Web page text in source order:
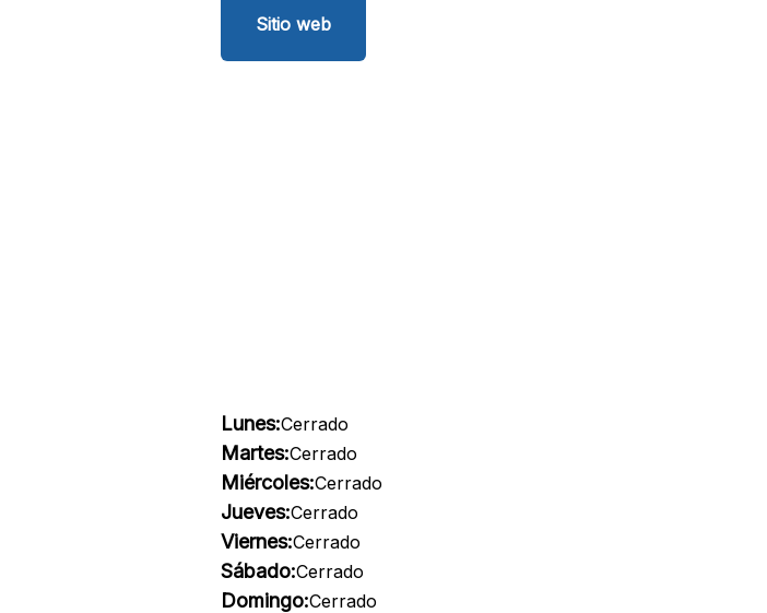
Sitio web
Lunes:Cerrado
Martes:Cerrado
Miércoles:Cerrado
Jueves:Cerrado
Viernes:Cerrado
Sábado:Cerrado
Domingo:Cerrado